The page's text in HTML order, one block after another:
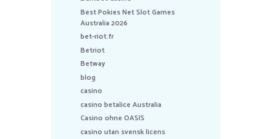
Best Pokies Net Slot Games
Australia 2026
bet-riot.fr
Betriot
Betway
blog
casino
casino betalice Australia
Casino ohne OASIS
casino utan svensk licens